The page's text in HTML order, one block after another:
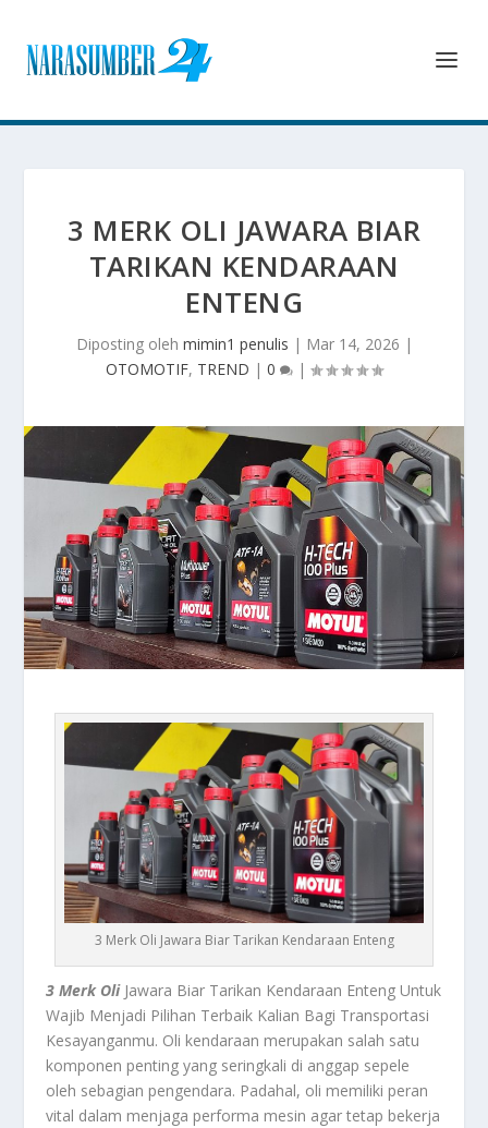
3 MERK OLI JAWARA BIAR
TARIKAN KENDARAAN
ENTENG
Diposting oleh mimin1 penulis | Mar 14, 2026 |
OTOMOTIF, TREND | 0 |
3 Merk Oli Jawara Biar Tarikan Kendaraan Enteng
3 Merk OliJawara Biar Tarikan Kendaraan Enteng Untuk
Wajib Menjadi Pilihan Terbaik Kalian Bagi Transportasi
Kesayanganmu. Oli kendaraan merupakan salah satu
komponen penting yang seringkali di anggap sepele
oleh sebagian pengendara. Padahal, oli memiliki peran
vital dalam menjaga performa mesin agar tetap bekerja